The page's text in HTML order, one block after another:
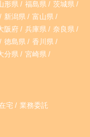
形県 福島県
茨城県
新潟県
富山県
阪府 兵庫県
奈良県
徳島県
香川県
分県
宮崎県
宅 業務委託